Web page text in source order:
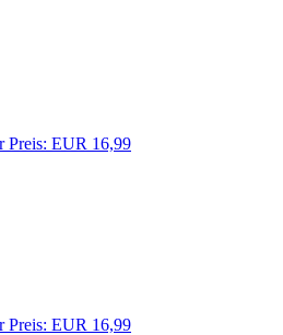
Preis: EUR 16,99
Preis: EUR 16,99